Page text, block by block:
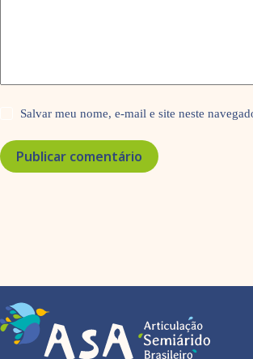
Salvar meu nome, e-mail e site neste
Publicar comentário